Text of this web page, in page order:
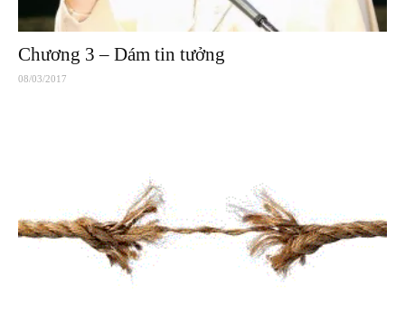
Chương 3 – Dám tin tưởng
08/03/2017